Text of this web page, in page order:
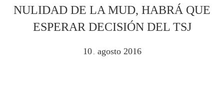
NULIDAD DE LA MUD, HABRÁ QUE
ESPERAR DECISIÓN DEL TSJ
10 agosto 2016